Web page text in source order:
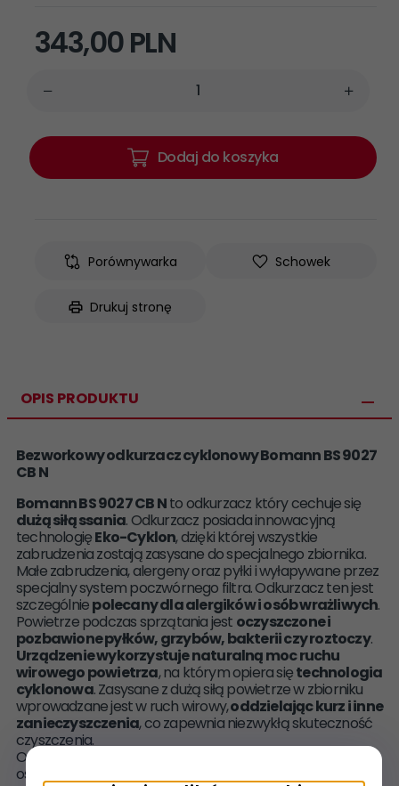
343,00PLN
Dodaj do koszyka
Porównywarka Schowek
Drukuj stronę
OPIS PRODUKTU
Bezworkowy odkurzacz cyklonowy Bomann BS 9027
CB N
Bomann BS 9027 CB Nto odkurzacz który cechuje się
dużą siłą ssania. Odkurzacz posiada innowacyjną
technologięEko-Cyklon, dzięki której wszystkie
zabrudzenia zostają zasysane do specjalnego zbiornika.
Małe zabrudzenia, alergeny oraz pyłki i wyłapywane przez
specjalny system poczwórnego filtra. Odkurzacz ten jest
szczególniepolecany dla alergików i osób wrażliwych.
Powietrze podczas sprzątania jest oczyszczone i
pozbawione pyłków, grzybów, bakterii czy roztoczy.
Urządzenie wykorzystuje naturalną moc ruchu
wirowego powietrza, na którym opiera siętechnologia
cyklonowa. Zasysane z dużą siłą powietrze w zbiorniku
wprowadzane jest w ruch wirowy,oddzielając kurz i inne
zanieczyszczenia, co zapewnia niezwykłą skuteczność
czyszczenia.
Odkurzacz posiada
oszczędności przyniesie także konstrukcja, która